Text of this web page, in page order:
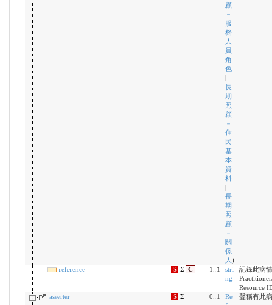
顧
－
服
務
人
員
角
色
長
期
照
顧
－
住
民
基
本
資
料
長
期
照
顧
－
關
係
人 )
reference
S Σ C 1..1
stri
ng
記錄此病
Resource
asserter
S Σ 0..1
Re
聲稱有此